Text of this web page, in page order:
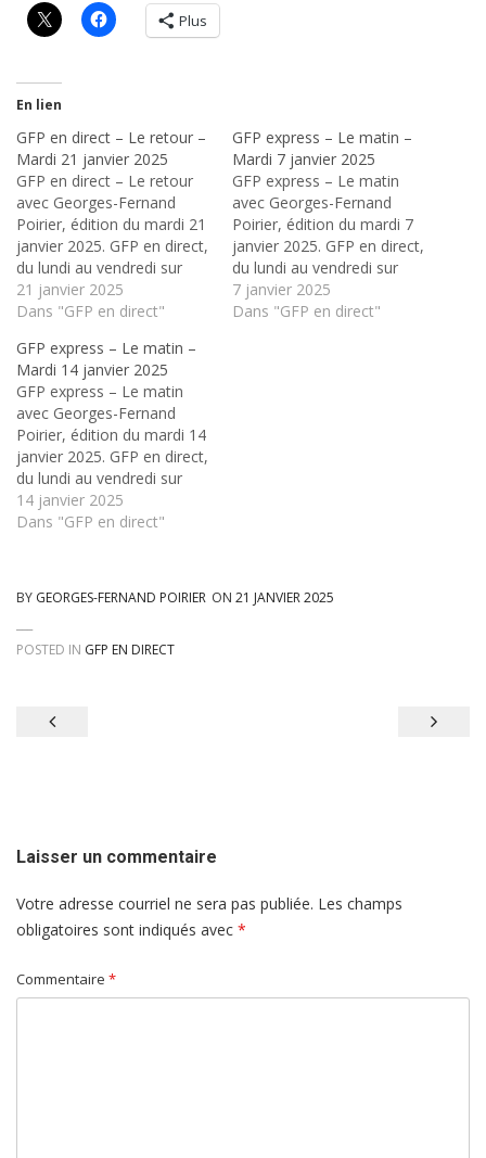
Plus
En lien
GFP en direct – Le retour –
Mardi 21 janvier 2025
GFP en direct – Le retour
avec Georges-Fernand
Poirier, édition du mardi 21
janvier 2025. GFP en direct,
du lundi au vendredi sur
Radio Fiat+⁄-Lux, en
formule express le matin
de 16h à 18h
21 janvier 2025
Dans "GFP en direct"
GFP express – Le matin –
Mardi 7 janvier 2025
GFP express – Le matin
avec Georges-Fernand
Poirier, édition du mardi 7
janvier 2025. GFP en direct,
du lundi au vendredi sur
Radio Fiat+⁄-Lux, en
formule express le matin
7 janvier 2025
Dans "GFP en direct"
GFP express – Le matin –
Mardi 14 janvier 2025
GFP express – Le matin
avec Georges-Fernand
Poirier, édition du mardi 14
janvier 2025. GFP en direct,
du lundi au vendredi sur
Radio Fiat+⁄-Lux, en
formule express le matin
14 janvier 2025
Dans "GFP en direct"
BY GEORGES-FERNAND POIRIER ON 21 JANVIER 2025
POSTED IN GFP EN DIRECT
Navigation
Laisser un commentaire
Votre adresse courriel ne sera pas publiée. Les champs
obligatoires sont indiqués avec *
Commentaire *